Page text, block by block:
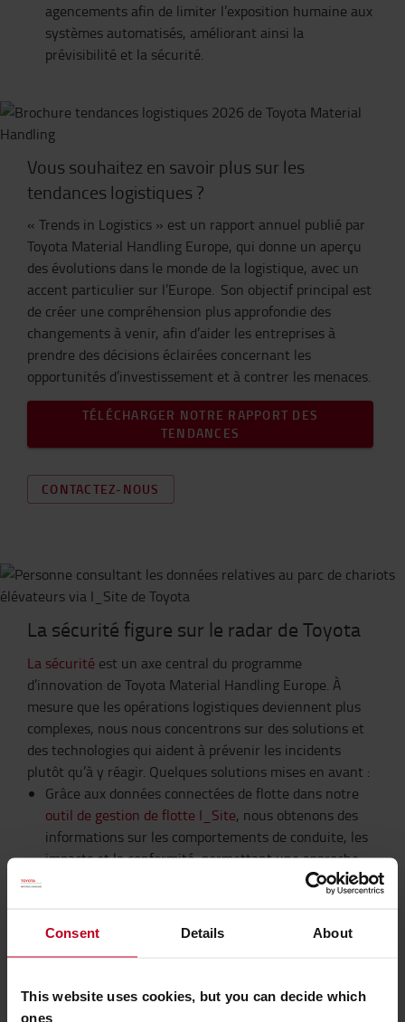
Consent Details About
This website uses cookies, but you can decide which
ones
agencements afin de limiter l’exposition humaine aux
systèmes automatisés, améliorant ainsi la
prévisibilité et la sécurité.
Vous souhaitez en savoir plus sur les
tendances logistiques ?
« Trends in Logistics » est un rapport annuel publié par
Toyota Material Handling Europe, qui donne un aperçu
des évolutions dans le monde de la logistique, avec un
accent particulier sur l’Europe. Son objectif principal est
de créer une compréhension plus approfondie des
changements à venir, afin d’aider les entreprises à
prendre des décisions éclairées concernant les
opportunités d’investissement et à contrer les menaces.
TÉLÉCHARGER NOTRE RAPPORT DES
TENDANCES
CONTACTEZ-NOUS
La sécurité figure sur le radar de Toyota
La sécurité est un axe central du programme
d’innovation de Toyota Material Handling Europe. À
mesure que les opérations logistiques deviennent plus
complexes, nous nous concentrons sur des solutions et
des technologies qui aident à prévenir les incidents
plutôt qu’à y réagir. Quelques solutions mises en avant :
Grâce aux données connectées de flotte dans notre
outil de gestion de flotte I_Site, nous obtenons des
informations sur les comportements de conduite, les
impacts et la conformité, permettant une approche
L’automatisation et les chariots AGV (automated
guided vehicles)
jouent un rôle important en prenant
les véhicules et les marchandises.
formation complète des caristes